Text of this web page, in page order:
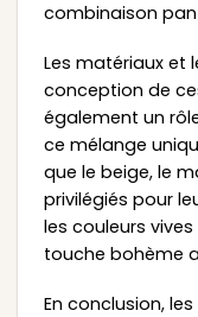
combinaison
Les matériaux et
conception de
également un
ce mélange
que le beige, le
privilégiés pour
les couleurs
touche bohème
En conclusion,